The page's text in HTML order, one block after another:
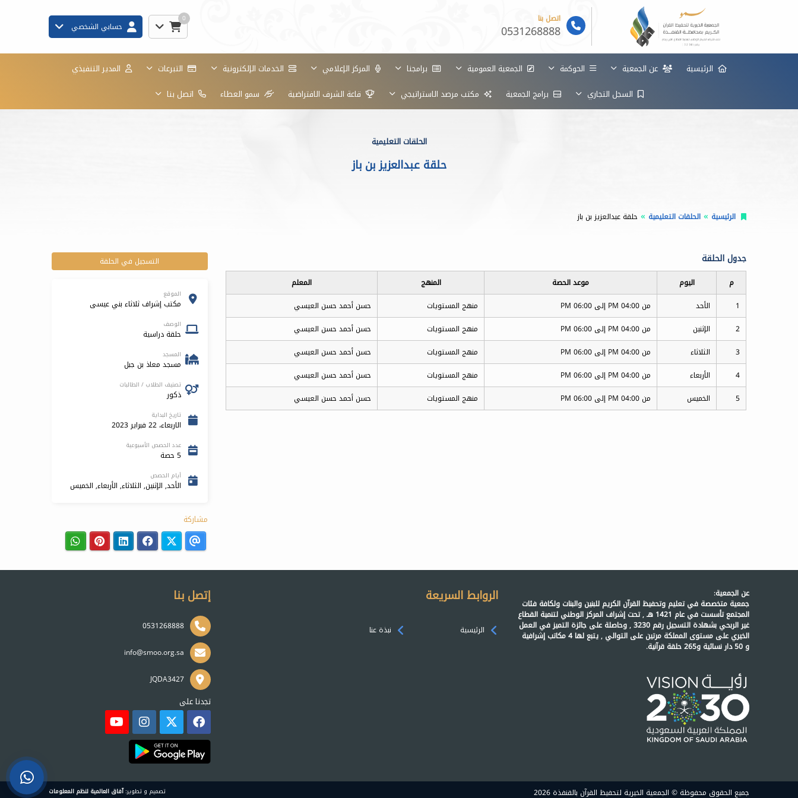
اتصل بنا
0531268888
0
حسابي الشخصي
الرئيسية عن الجمعية الحوكمة الجمعية العمومية برامجنا المركز الإعلامي الخدمات الإلكترونية التبرعات
المدير التنفيذي
السجل التجاري
برامج الجمعية مكتب مرصد الاستراتيجي قاعة الشرف الافتراضية سمو العطاء اتصل بنا
الحلقات التعليمية
حلقة عبدالعزيز بن باز
الرئيسية الحلقات التعليمية حلقة عبدالعزيز بن باز
جدول الحلقة
م اليوم موعد الحصة المنهج
المعلم
1
الأحد من 04:00 PM إلى 06:00 PM منهج المستويات
حسن أحمد حسن العيسي
2
الإثنين من 04:00 PM إلى 06:00 PM منهج المستويات
حسن أحمد حسن العيسي
3
الثلاثاء من 04:00 PM إلى 06:00 PM منهج المستويات
حسن أحمد حسن العيسي
4
الأربعاء من 04:00 PM إلى 06:00 PM منهج المستويات
حسن أحمد حسن العيسي
5
الخميس من 04:00 PM إلى 06:00 PM منهج المستويات حسن أحمد حسن العيسي
التسجيل في الحلقة
الموقع
مكتب إشراف ثلاثاء بني عيسى
الوصف
حلقة دراسية
المسجد
مسجد معاذ بن جبل
تصنيف الطلاب / الطالبات
ذكور
تاريخ البداية
الاربعاء، 22 فبراير 2023
عدد الحصص الأسبوعية
5 حصة
أيام الحصص
الأحد, الإثنين, الثلاثاء, الأربعاء, الخميس
مشاركة
عن الجمعية:
جمعية متخصصة في تعليم وتحفيظ القرآن الكريم للبنين والبنات ولكافة فئات
المجتمع تأسست في عام 1421 هـ , تحت إشراف المركز الوطني لتنمية القطاع
غير الربحي بشهادة التسجيل رقم 3230 , وحاصلة على جائزة التميز في العمل
الخيري على مستوى المملكة مرتين على التوالي , يتبع لها 4 مكاتب إشرافية
و 50 دار نسائية و265 حلقة قرآنية.
الروابط السريعة
الرئيسية نبذة عنا
إتصل بنا
0531268888
info@smoo.org.sa
JQDA3427
تجدنا على
جميع الحقوق محفوظة © الجمعية الخيرية لتحفيظ القرآن بالقنفذة 2026 تصميم و تطوير:آفاق العالمية لنظم المعلومات